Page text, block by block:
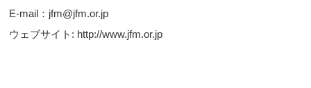
E-mail：jfm@jfm.or.jp
ウェブサイト: http://www.jfm.or.jp